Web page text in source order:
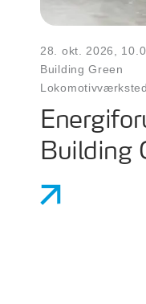
28. okt. 2026,
Building Green
Building